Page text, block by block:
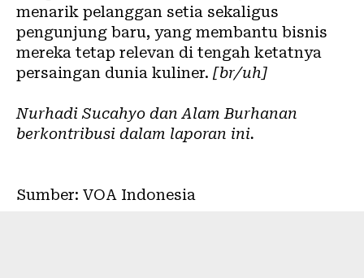
menarik pelanggan setia sekaligus
pengunjung baru, yang membantu bisnis
mereka tetap relevan di tengah ketatnya
persaingan dunia kuliner. [br/uh]
Nurhadi Sucahyo dan Alam Burhanan
berkontribusi dalam laporan ini.
Sumber: VOA Indonesia